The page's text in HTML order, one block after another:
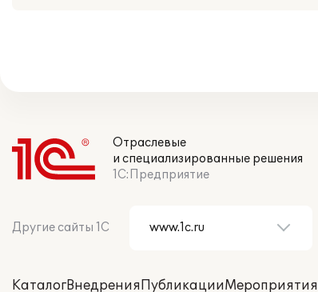
Отраслевые
и специализированные решения
1С:Предприятие
Другие сайты 1С
КаталогВнедренияПубликацииМероприятия